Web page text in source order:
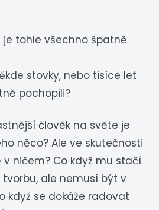
je tohle všechno špatně
stovky, nebo tisíce let
pochopili?
člověk na světe je
něco? Ale ve skutečnosti
ničem? Co když mu stačí
ale nemusí být v
když se dokáže radovat